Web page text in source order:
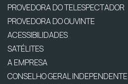
PROVEDORA DO TELESPECTADOR
PROVEDORA DO OUVINTE
ACESSIBILIDADES
SATÉLITES
A EMPRESA
CONSELHO GERAL INDEPENDENTE